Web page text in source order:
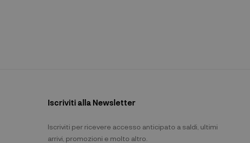
Iscriviti alla Newsletter
Iscriviti per ricevere accesso anticipato a saldi, ultimi
arrivi, promozioni e molto altro.